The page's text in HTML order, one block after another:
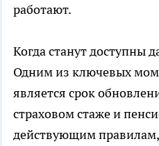
работают.
Когда станут доступны
Одним из ключевых
является срок
страховом стаже и
действующим